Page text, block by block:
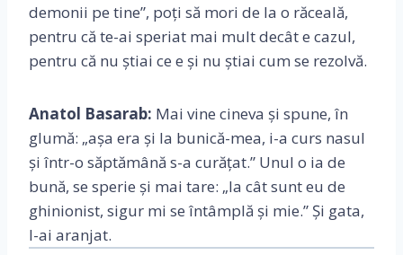
demonii pe tine”, poți să mori de la o răceală,
pentru că te-ai speriat mai mult decât e cazul,
pentru că nu știai ce e și nu știai cum se rezolvă.
Anatol Basarab: Mai vine cineva și spune, în
glumă: „așa era și la bunică-mea, i-a curs nasul
și într-o săptămână s-a curățat.” Unul o ia de
bună, se sperie și mai tare: „la cât sunt eu de
ghinionist, sigur mi se întâmplă și mie.” Și gata,
l-ai aranjat.